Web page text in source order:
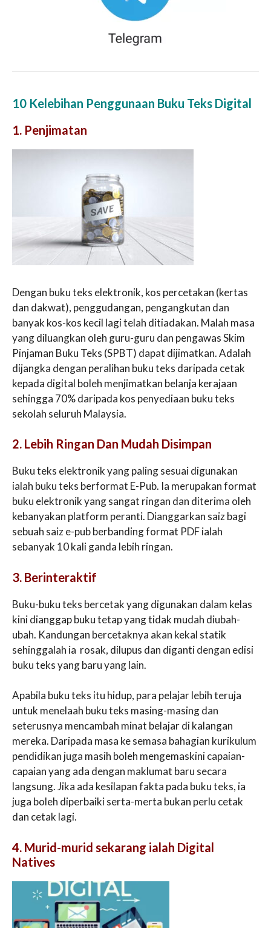
10 Kelebihan Penggunaan Buku Teks Digital
1. Penjimatan
Dengan buku teks elektronik, kos percetakan (kertas
dan dakwat), penggudangan, pengangkutan dan
banyak kos-kos kecil lagi telah ditiadakan. Malah masa
yang diluangkan oleh guru-guru dan pengawas Skim
Pinjaman Buku Teks (SPBT) dapat dijimatkan. Adalah
dijangka dengan peralihan buku teks daripada cetak
kepada digital boleh menjimatkan belanja kerajaan
sehingga 70% daripada kos penyediaan buku teks
sekolah seluruh Malaysia.
2. Lebih Ringan Dan Mudah Disimpan
Buku teks elektronik yang paling sesuai digunakan
ialah buku teks berformat E-Pub. Ia merupakan format
buku elektronik yang sangat ringan dan diterima oleh
kebanyakan platform peranti. Dianggarkan saiz bagi
sebuah saiz e-pub berbanding format PDF ialah
sebanyak 10 kali ganda lebih ringan.
3. Berinteraktif
Buku-buku teks bercetak yang digunakan dalam kelas
kini dianggap buku tetap yang tidak mudah diubah-
ubah. Kandungan bercetaknya akan kekal statik
sehinggalah ia rosak, dilupus dan diganti dengan edisi
buku teks yang baru yang lain.
Apabila buku teks itu hidup, para pelajar lebih teruja
untuk menelaah buku teks masing-masing dan
seterusnya mencambah minat belajar di kalangan
mereka. Daripada masa ke semasa bahagian kurikulum
pendidikan juga masih boleh mengemaskini capaian-
capaian yang ada dengan maklumat baru secara
langsung. Jika ada kesilapan fakta pada buku teks, ia
juga boleh diperbaiki serta-merta bukan perlu cetak
dan cetak lagi.
4. Murid-murid sekarang ialah Digital
Natives